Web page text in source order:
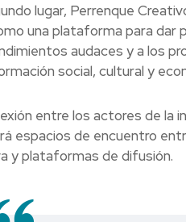
lugar, Perrenque
una plataforma para dar
audaces y a los
social, cultural y
entre los actores de la
espacios de encuentro
y plataformas de difusión.